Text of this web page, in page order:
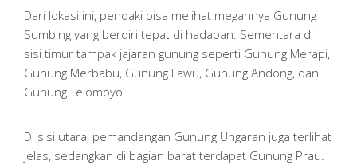
Dari lokasi ini, pendaki bisa melihat megahnya Gunung
Sumbing yang berdiri tepat di hadapan. Sementara di
sisi timur tampak jajaran gunung seperti Gunung Merapi,
Gunung Merbabu, Gunung Lawu, Gunung Andong, dan
Gunung Telomoyo.
Di sisi utara, pemandangan Gunung Ungaran juga terlihat
jelas, sedangkan di bagian barat terdapat Gunung Prau.